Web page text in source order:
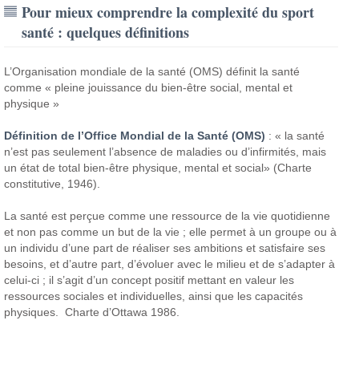
Pour mieux comprendre la complexité du sport
santé : quelques définitions
L’Organisation mondiale de la santé (OMS) définit la santé
comme « pleine jouissance du bien-être social, mental et
physique »
Définition de l’Office Mondial de la Santé (OMS) : « la santé
n’est pas seulement l’absence de maladies ou d’infirmités, mais
un état de total bien-être physique, mental et social» (Charte
constitutive, 1946).
La santé est perçue comme une ressource de la vie quotidienne
et non pas comme un but de la vie ; elle permet à un groupe ou à
un individu d’une part de réaliser ses ambitions et satisfaire ses
besoins, et d’autre part, d’évoluer avec le milieu et de s’adapter à
celui-ci ; il s’agit d’un concept positif mettant en valeur les
ressources sociales et individuelles, ainsi que les capacités
physiques. Charte d’Ottawa 1986.